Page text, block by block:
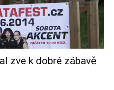
zve k dobré zábavě